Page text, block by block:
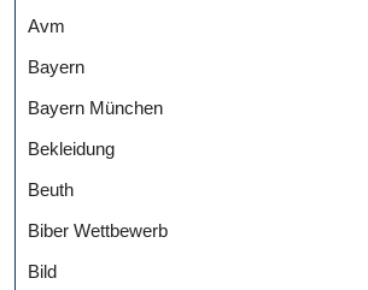
Avm
Bayern
Bayern München
Bekleidung
Beuth
Biber Wettbewerb
Bild